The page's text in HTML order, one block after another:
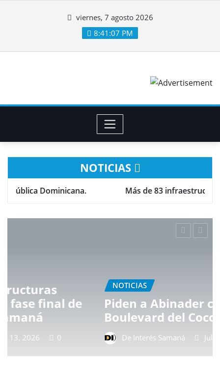
viernes, 7 agosto 2026
8:41:08 PM
NOTICIAS
Más de 83 infraestructuras escolares
NOTICIAS
Piden a Abinader construir
Boulevard del Coco en Samaná
De Interés Samaná Jul 13, 2026 0